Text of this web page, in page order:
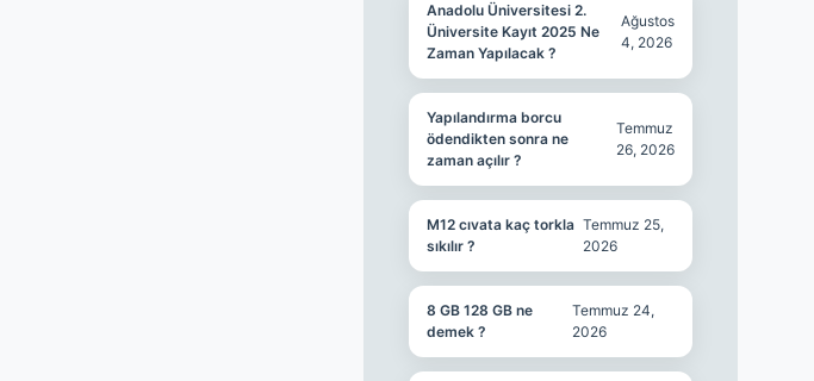
Anadolu Üniversitesi 2.
Üniversite Kayıt 2025 Ne
Zaman Yapılacak ?
Ağustos
4, 2026
Yapılandırma borcu
ödendikten sonra ne
zaman açılır ?
Temmuz
26, 2026
M12 cıvata kaç torkla
sıkılır ?
Temmuz 25,
2026
8 GB 128 GB ne
demek ?
Temmuz 24,
2026